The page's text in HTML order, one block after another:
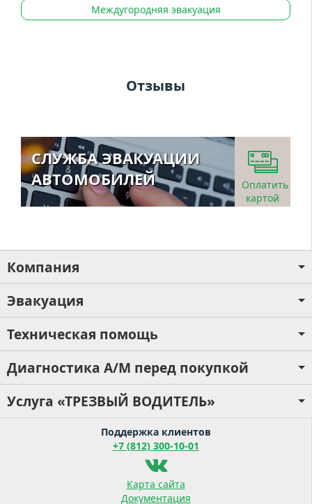
Междугородняя эвакуация
Отзывы
СЛУЖБА ЭВАКУАЦИИ
АВТОМОБИЛЕЙ
Оплатить
картой
Компания
Эвакуация
Техническая помощь
Диагностика А/М перед покупкой
Услуга «ТРЕЗВЫЙ ВОДИТЕЛЬ»
Поддержка клиентов
+7 (812) 300-10-01
Карта сайта
Документация